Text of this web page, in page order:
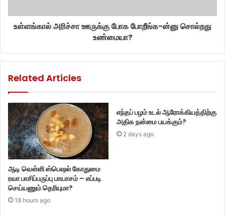
உள்ளங்கால் அரிச்சா ஊருக்கு போக போறீங்க-ன்னு சொல்றது
உண்மையா?
Related Articles
ஆடி வெள்ளி ஸ்பெஷல் கோதுமை
ரவா பாசிப்பருப்பு பாயாசம் – எப்படி
செய்யணும் தெரியுமா?
18 hours ago
எந்தப் பழம் உடல் ஆரோக்கியத்திற்கு
அதிக நன்மை பயக்கும்?
2 days ago